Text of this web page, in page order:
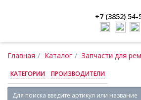
+7 (3852) 54-
Главная Каталог Запчасти для
КАТЕГОРИИ ПРОИЗВОДИТЕЛИ